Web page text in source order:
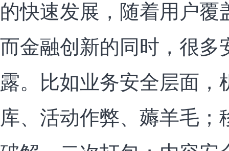
的快速发展，随着用户覆
而金融创新的同时，很多
露。比如业务安全层面，
库、活动作弊、薅羊毛；